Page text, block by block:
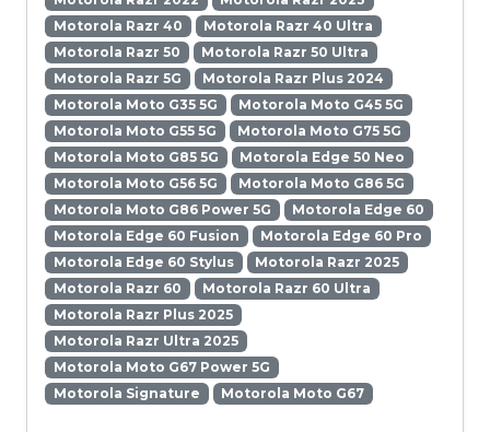
Motorola Razr 40
Motorola Razr 40 Ultra
Motorola Razr 50
Motorola Razr 50 Ultra
Motorola Razr 5G
Motorola Razr Plus 2024
Motorola Moto G35 5G
Motorola Moto G45 5G
Motorola Moto G55 5G
Motorola Moto G75 5G
Motorola Moto G85 5G
Motorola Edge 50 Neo
Motorola Moto G56 5G
Motorola Moto G86 5G
Motorola Moto G86 Power 5G
Motorola Edge 60
Motorola Edge 60 Fusion
Motorola Edge 60 Pro
Motorola Edge 60 Stylus
Motorola Razr 2025
Motorola Razr 60
Motorola Razr 60 Ultra
Motorola Razr Plus 2025
Motorola Razr Ultra 2025
Motorola Moto G67 Power 5G
Motorola Signature
Motorola Moto G67